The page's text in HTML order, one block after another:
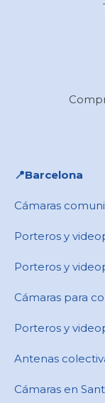
📍​Barcelona
Cámaras
Porteros y
Porteros y
Cámaras para
Porteros y
Antenas
Cámaras en